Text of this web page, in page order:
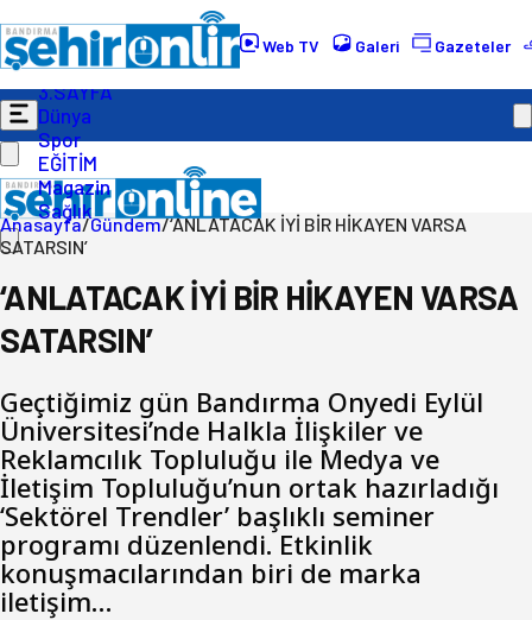
Web TV Galeri Gazeteler
Gündem
Ekonomi
Politika
3.SAYFA
Dünya
Spor
EĞİTİM
Magazin
Sağlık
Anasayfa/Gündem/‘ANLATACAK İYİ BİR HİKAYEN VARSA
SATARSIN’
‘ANLATACAK İYİ BİR HİKAYEN VARSA
SATARSIN’
Geçtiğimiz gün Bandırma Onyedi Eylül
Üniversitesi’nde Halkla İlişkiler ve
Reklamcılık Topluluğu ile Medya ve
İletişim Topluluğu’nun ortak hazırladığı
‘Sektörel Trendler’ başlıklı seminer
programı düzenlendi. Etkinlik
konuşmacılarından biri de marka
iletişim…